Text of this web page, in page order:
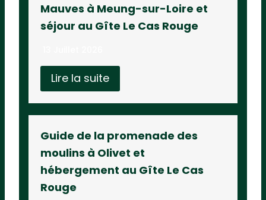
Mauves à Meung-sur-Loire et
séjour au Gîte Le Cas Rouge
Lire la suite
Guide de la promenade des
moulins à Olivet et
hébergement au Gîte Le Cas
Rouge